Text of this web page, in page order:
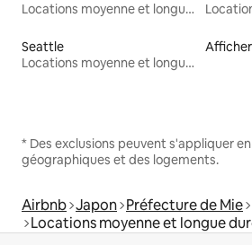
Locations moyenne et longue durée
Seattle
Locations moyenne et longue durée
* Des exclusions peuvent s'appliquer
géographiques et des logements.
Airbnb Japon Préfecture de Mie
Locations moyenne et longue